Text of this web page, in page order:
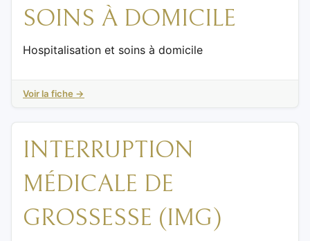
SOINS À DOMICILE
Hospitalisation et soins à domicile
Voir la fiche →
INTERRUPTION
MÉDICALE DE
GROSSESSE (IMG)